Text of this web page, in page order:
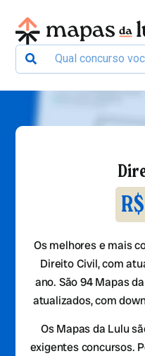
Os melhores e mais
Direito Civil, com
ano. São94Mapas
atualizados, com
Os Mapas da Lulu
exigentes concursos.